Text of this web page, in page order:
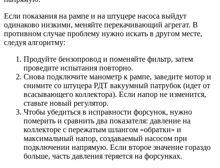
Если показания на рампе и на штуцере насоса выйдут
одинаково низкими, меняйте перекачивающий агрегат. В
противном случае проблему нужно искать в другом месте,
следуя алгоритму:
Продуйте бензопровод и поменяйте фильтр, затем
проведите испытания повторно.
Снова подключите манометр к рампе, заведите мотор и
снимите со штуцера РДТ вакуумный патрубок (идет от
всасывающего коллектора). Если напор не изменится,
ставьте новый регулятор.
Чтобы убедиться в исправности форсунок, нужно
померить и сравнить два показателя: давление на
коллекторе с пережатым шлангом «обратки» и
максимальный напор, создаваемый насосом при
подключении напрямую. Если второе значение гораздо
больше, часть давления теряется на форсунках.